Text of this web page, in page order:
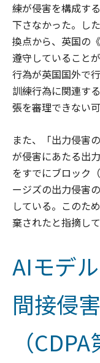
練が侵害を構成す
下さなかった。し
換点から、英国の
遵守していること
行為が英国国外で
訓練行為に関連す
張を審理できない
また、「出力侵害
が侵害にあたる出
をすでにブロック
ージズの出力侵害
している。このた
棄されたと指摘し
AIモデ
間接侵
（